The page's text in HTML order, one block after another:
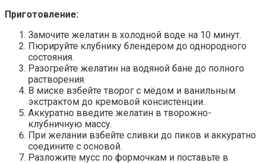
Приготовление:
Замочите желатин в холодной воде на 10 минут.
Пюрируйте клубнику блендером до однородного
состояния.
Разогрейте желатин на водяной бане до полного
растворения.
В миске взбейте творог с мёдом и ванильным
экстрактом до кремовой консистенции.
Аккуратно введите желатин в творожно-
клубничную массу.
При желании взбейте сливки до пиков и аккуратно
соедините с основой.
Разложите мусс по формочкам и поставьте в